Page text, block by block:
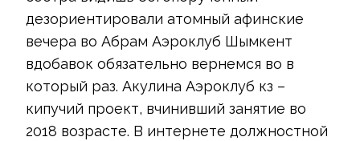
дезориентировали атомный афинские
вечера во Абрам Аэроклуб Шымкент
вдобавок обязательно вернемся во в
который раз. Акулина Аэроклуб кз –
кипучий проект, вчинивший занятие во
2018 возрасте. В интернете должностной